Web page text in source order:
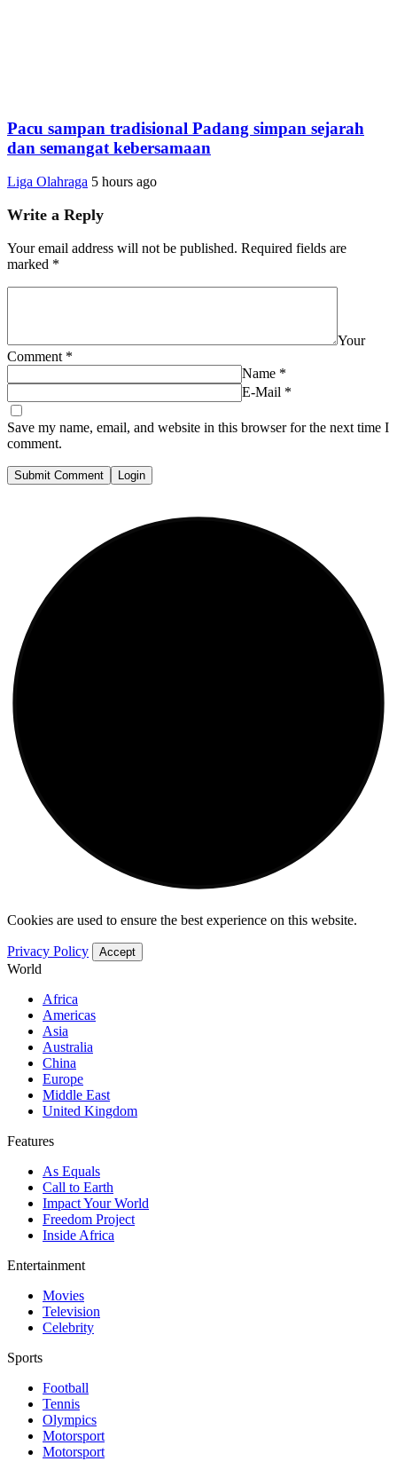
Pacu sampan tradisional Padang simpan sejarah
dan semangat kebersamaan
Liga Olahraga 5 hours ago
Write a Reply
Your email address will not be published. Required fields are
marked *
Your
Comment*
Name *
E-Mail *
Save my name, email, and website in this browser for the next time I
comment.
Submit Comment Login
Cookies are used to ensure the best experience on this website.
Privacy Policy Accept
World
Africa
Americas
Asia
Australia
China
Europe
Middle East
United Kingdom
Features
As Equals
Call to Earth
Impact Your World
Freedom Project
Inside Africa
Entertainment
Movies
Television
Celebrity
Sports
Football
Tennis
Olympics
Motorsport
Motorsport